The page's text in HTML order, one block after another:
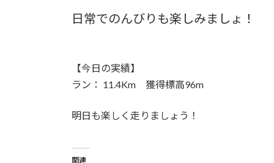
日常でのんびりも楽しみましょ！
【今日の実績】
ラン： 11.4Km 獲得標高96m
明日も楽しく走りましょう！
関連